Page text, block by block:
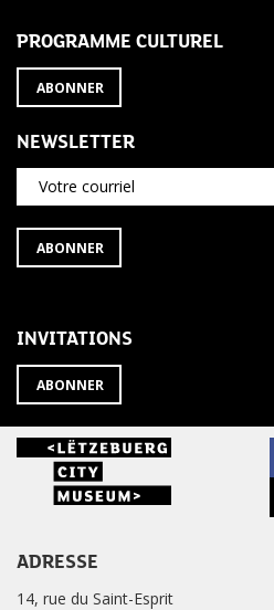
PROGRAMME CULTUREL
ABONNER
NEWSLETTER
Votre courriel
S'ABONNER
À
ABONNER
INVITATIONS
ABONNER
ADRESSE
14, rue du Saint-Esprit